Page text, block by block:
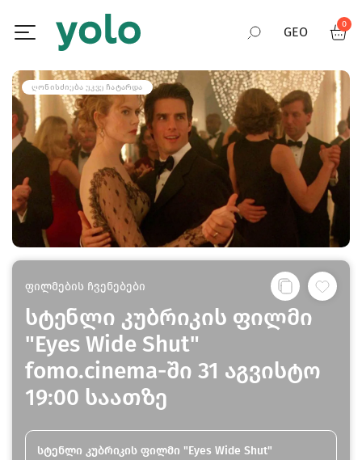
GEO
RUS
ENG
0
ᲦᲝᲜᲘᲡᲫᲘᲔᲑᲐ ᲣᲙᲕᲔ ᲩᲐᲢᲐᲠᲓᲐ
ფილმების ჩვენებები
სტენლი კუბრიკის ფილმი
"Eyes Wide Shut"
fomo.cinema-ში 31 აგვისტო
19:00 საათზე
სტენლი კუბრიკის ფილმი "Eyes Wide Shut"